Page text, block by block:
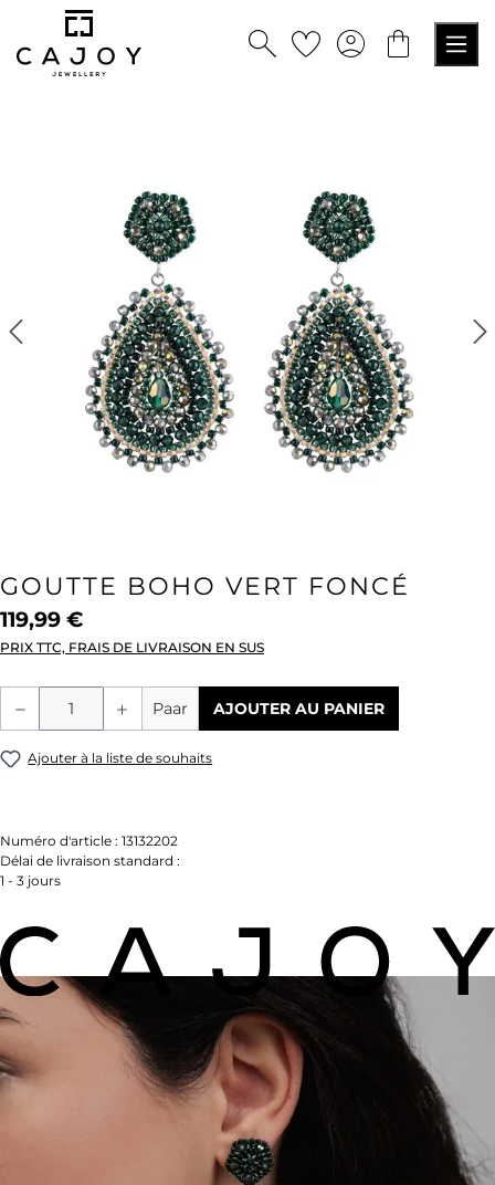
principal
GOUTTE BOHO VERT FONCÉ
119,99 €
PRIX TTC, FRAIS DE LIVRAISON EN SUS
Quantité de produit : Entrez la
Paar AJOUTER AU PANIER
Ajouter à la liste de souhaits
Numéro d'article : 13132202
Délai de livraison standard :
1 - 3 jours